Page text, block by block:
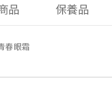
品 保養品
春眼霜